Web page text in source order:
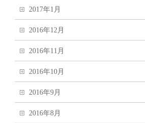
2017年1月
2016年12月
2016年11月
2016年10月
2016年9月
2016年8月